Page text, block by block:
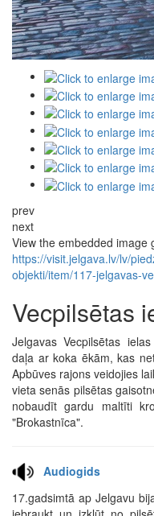
prev
next
View the embedded image
https://visit.jelgava.lv/lv/
objekti/item/117-jelgavas-
Vecpilsētas
Jelgavas Vecpilsētas
daļa ar koka ēkām, kas
Apbūves rajons veidojies
vieta senās pilsētas
nobaudīt gardu maltīti
"Brokastnīca".
Audiogids
17.gadsimtā ap Jelgavu